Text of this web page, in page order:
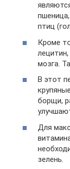
птиц
Кроме
мозга.
В этот
борщи,
Для
зелень.